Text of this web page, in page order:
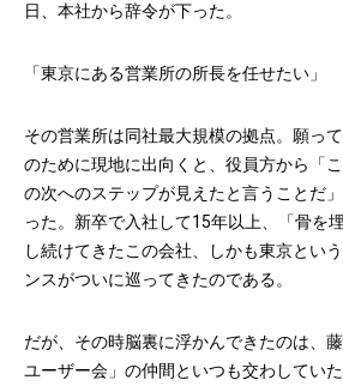
日、本社から辞令が下った。
「東京にある営業所の所長を任せたい」
その営業所は同社最大規模の拠点。願っ
のために現地に出向くと、役員方から「
の次へのステップが見えたと言うことだ
った。新卒で入社して15年以上、「骨を
し続けてきたこの会社、しかも東京とい
ンスがついに巡ってきたのである。
だが、その時脳裏に浮かんできたのは、
ユーザー会」の仲間といつも交わしていた